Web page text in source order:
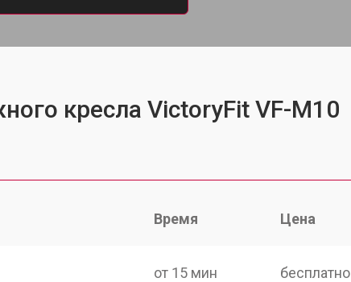
кресла VictoryFit VF-M10
Время Цена
от 15 мин бесплатно